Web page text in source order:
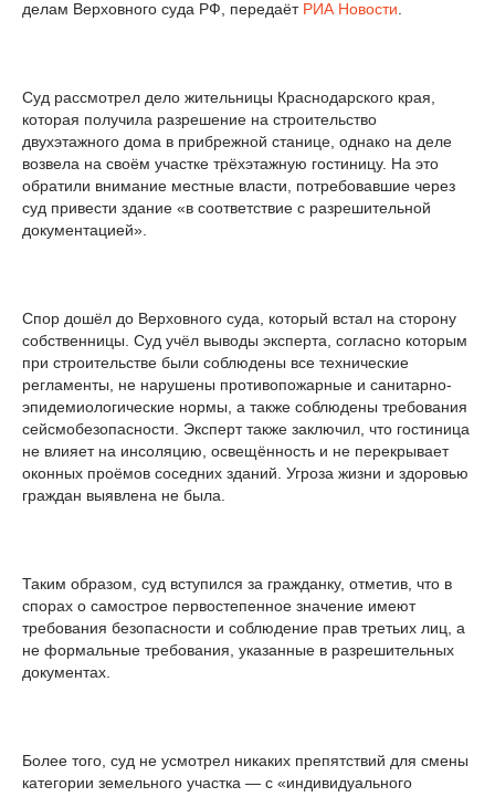
делам Верховного суда РФ, передаёт РИА Новости
Суд рассмотрел дело жительницы Краснодарского края,
которая получила разрешение на строительство
двухэтажного дома в прибрежной станице, однако на деле
возвела на своём участке трёхэтажную гостиницу. На это
обратили внимание местные власти, потребовавшие через
суд привести здание «в соответствие с разрешительной
документацией».
Спор дошёл до Верховного суда, который встал на сторону
собственницы. Суд учёл выводы эксперта, согласно которым
при строительстве были соблюдены все технические
регламенты, не нарушены противопожарные и санитарно-
эпидемиологические нормы, а также соблюдены требования
сейсмобезопасности. Эксперт также заключил, что гостиница
не влияет на инсоляцию, освещённость и не перекрывает
оконных проёмов соседних зданий. Угроза жизни и здоровью
граждан выявлена не была.
Таким образом, суд вступился за гражданку, отметив, что в
спорах о самострое первостепенное значение имеют
требования безопасности и соблюдение прав третьих лиц, а
не формальные требования, указанные в разрешительных
документах.
Более того, суд не усмотрел никаких препятствий для смены
категории земельного участка — с «индивидуального